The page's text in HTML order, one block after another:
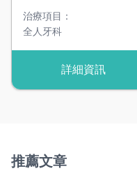
治療項目：
全人牙科
詳細資訊
推薦文章